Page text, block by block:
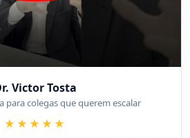
Victor Tosta
para colegas que querem escalar
★★★★★